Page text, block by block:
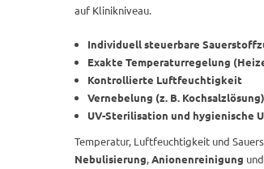
auf Klinikniveau.
Individuell steuerbare
Exakte Temperaturregelung
Kontrollierte Luftfeuchtigkeit
Vernebelung (z. B. Kochsalzlösung)
UV-Sterilisation und hygienische
Temperatur, Luftfeuchtigkeit und
Nebulisierung,Anionenreinigung und